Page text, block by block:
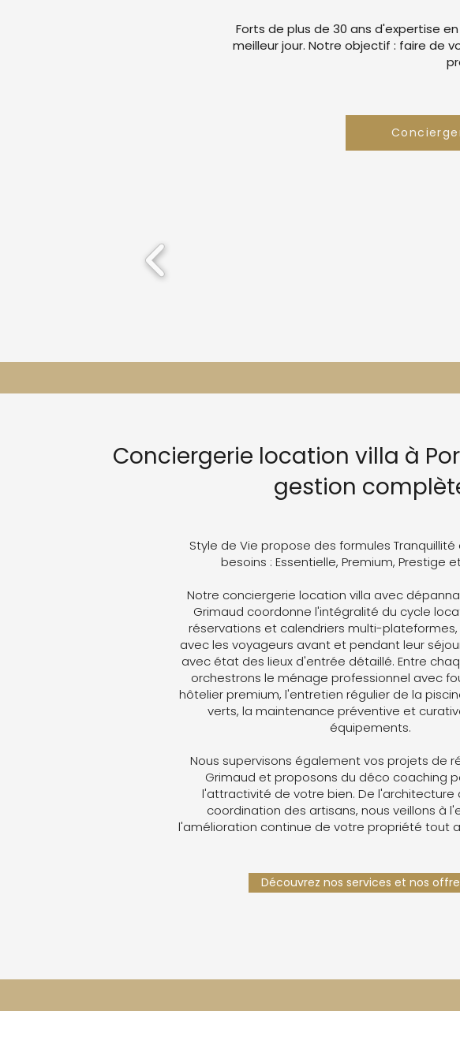
Forts de plus de 30 ans d'expertise
meilleur jour. Notre objectif : faire de
Conciergerie location villa à
gestion
Style de Vie propose des formules
besoins : Essentielle, Premium, Prestige
Notre conciergerie location villa avec
Grimaud coordonne l'intégralité du cycle
réservations et calendriers multi-
avec les voyageurs avant et pendant leur
avec état des lieux d'entrée détaillé. Entre
orchestrons le ménage professionnel avec
hôtelier premium, l'entretien régulier de la
verts, la maintenance préventive et
équipements.
Nous supervisons également vos projets de
Grimaud et proposons du déco coaching
l'attractivité de votre bien. De l'architecture
coordination des artisans, nous veillons à
l'amélioration continue de votre propriété tout
Découvrez nos services et nos